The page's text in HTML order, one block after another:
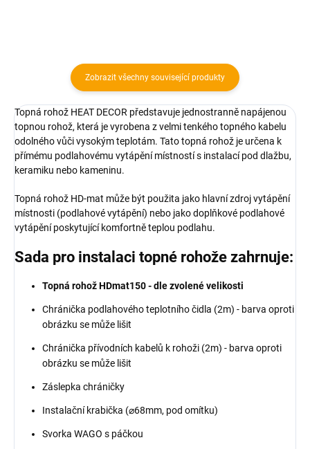
Zobrazit všechny související produkty
Topná rohož HEAT DECOR představuje jednostranně napájenou
topnou rohož, která je vyrobena z velmi tenkého topného kabelu
odolného vůči vysokým teplotám. Tato topná rohož je určena k
přímému podlahovému vytápění místností s instalací pod dlažbu,
keramiku nebo kameninu.
Topná rohož HD-mat může být použita jako hlavní zdroj vytápění
místnosti (podlahové vytápění) nebo jako doplňkové podlahové
vytápění poskytující komfortně teplou podlahu.
Sada pro instalaci topné rohože zahrnuje:
Topná rohož HDmat150 - dle zvolené velikosti
Chránička podlahového teplotního čidla (2m) - barva oproti
obrázku se může lišit
Chránička přívodních kabelů k rohoži (2m) - barva oproti
obrázku se může lišit
Záslepka chráničky
Instalační krabička (⌀68mm, pod omítku)
Svorka WAGO s páčkou